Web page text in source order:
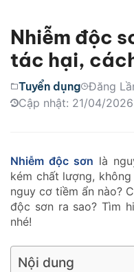
Nhiễm độc
tác hại,
Tuyển dụng Đăng
Cập nhật: 21/04/2026
Nhiễm độc sơn là
kém chất lượng,
nguy cơ tiềm ẩn nào?
độc sơn ra sao? Tìm
nhé!
Nội dung